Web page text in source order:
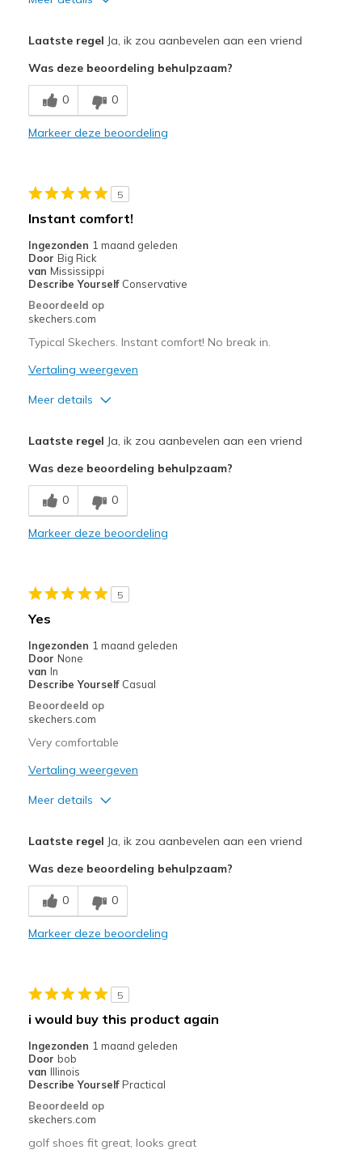
Breathe Well
Comfortable
Have only worn a few times, so far very happy
Beste toepassingen
Purchased Blade Tour Fairway golf shores
Width
Sizing
View On Shoes
Shoes are for Wearing
Laatste regel Ja, ik zou aanbevelen aan een vriend
Was deze beoordeling behulpzaam?
0 0
Markeer deze beoordeling
5
Instant comfort!
Ingezonden 1 maand geleden
Door Big Rick
van Mississippi
Describe Yourself Conservative
Beoordeeld op
skechers.com
Typical Skechers. Instant comfort! No break in.
Vertaling weergeven
Meer details
Breathe Well
Comfortable
Special Occasions
Width
Feels true to width
Sizing
View On Shoes
Shoes are for Wearing
Laatste regel Ja, ik zou aanbevelen aan een vriend
Was deze beoordeling behulpzaam?
0 0
Markeer deze beoordeling
5
Yes
Ingezonden 1 maand geleden
Door None
van In
Describe Yourself Casual
Beoordeeld op
skechers.com
Very comfortable
Vertaling weergeven
Meer details
Beste toepassingen
Golfing
View On Shoes
I'm Into Shoes
Laatste regel Ja, ik zou aanbevelen aan een vriend
Was deze beoordeling behulpzaam?
0 0
Markeer deze beoordeling
5
i would buy this product again
Ingezonden 1 maand geleden
Door bob
van Illinois
Describe Yourself Practical
Beoordeeld op
skechers.com
golf shoes fit great, looks great